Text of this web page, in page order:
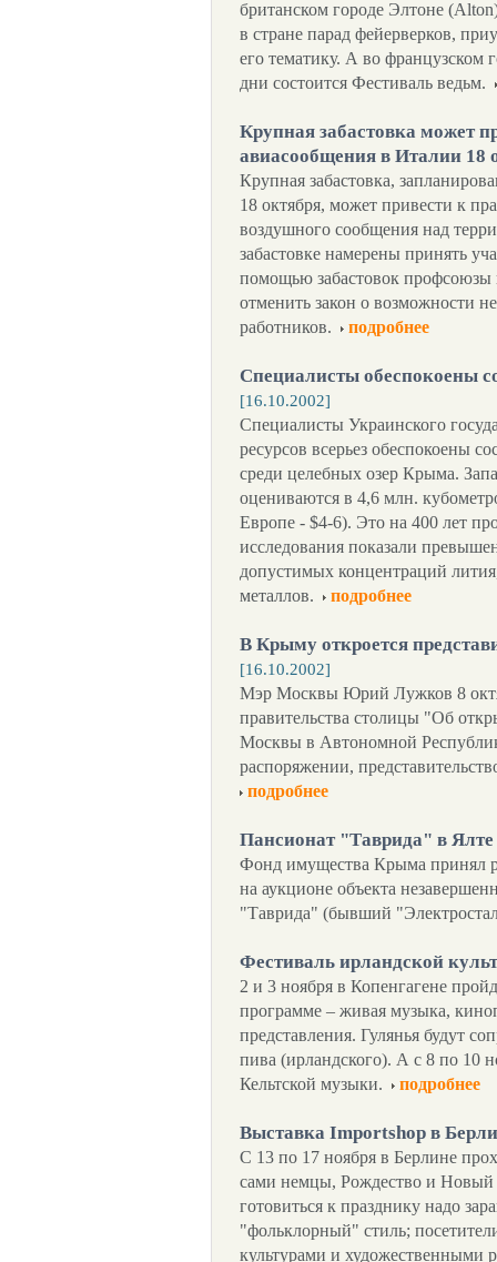
британском городе Элтоне
в стране парад фейерверков,
его тематику. А во французском
дни состоится Фестиваль ведьм.
Крупная забастовка может
авиасообщения в Италии 18
Крупная забастовка,
18 октября, может привести к
воздушного сообщения над
забастовке намерены принять
помощью забастовок профсоюзы
отменить закон о возможности
работников.
подробнее
Специалисты обеспокоены
[16.10.2002]
Специалисты Украинского
ресурсов всерьез обеспокоены
среди целебных озер Крыма.
оцениваются в 4,6 млн.
Европе - $4-6). Это на 400 лет
исследования показали
допустимых концентраций
металлов.
подробнее
В Крыму откроется
[16.10.2002]
Мэр Москвы Юрий Лужков 8
правительства столицы "Об
Москвы в Автономной
распоряжении,
подробнее
Пансионат "Таврида" в Ялте
Фонд имущества Крыма принял
на аукционе объекта
"Таврида" (бывший
Фестиваль ирландской
2 и 3 ноября в Копенгагене
программе – живая музыка,
представления. Гулянья будут
пива (ирландского). А с 8 по 10
Кельтской музыки.
подробнее
Выставка Importshop в
С 13 по 17 ноября в Берлине
сами немцы, Рождество и Новый
готовиться к празднику надо
"фольклорный" стиль;
культурами и художественными